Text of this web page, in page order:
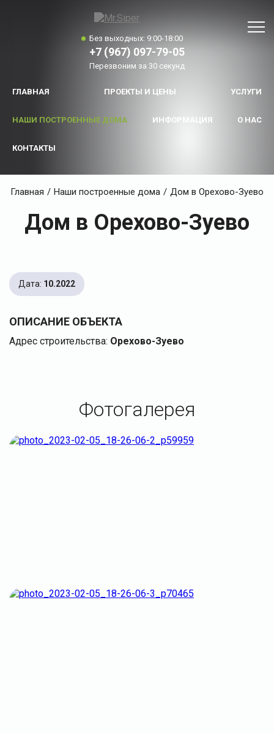
Без выходных: 9:00-18:00
+7 (967) 097-79-05
Перезвоним за 30 секунд
ГЛАВНАЯ ПРОЕКТЫ И ЦЕНЫ УСЛУГИ
НАШИ ПОСТРОЕННЫЕ ДОМА ИНФОРМАЦИЯ О НАС
КОНТАКТЫ
Главная / Наши построенные дома / Дом в Орехово-Зуево
Дом в Орехово-Зуево
Дата: 10.2022
ОПИСАНИЕ ОБЪЕКТА
Адрес строительства: Орехово-Зуево
Фотогалерея